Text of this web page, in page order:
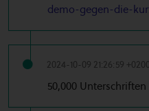
demo-gegen-die-
2024-10-09 21:26:59 +0200
50,000